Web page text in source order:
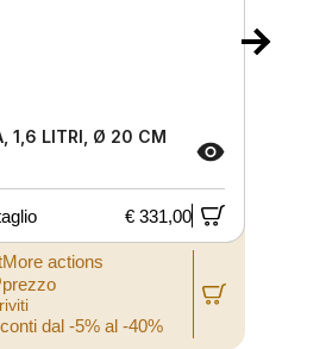
1,6 LITRI, Ø 20 CM
€ 331,00
actions
prezzo
dal -5% al -40%